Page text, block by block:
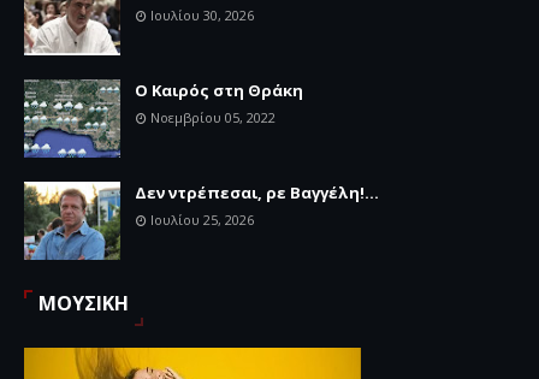
Ιουλίου 30, 2026
Ο Καιρός στη Θράκη
Νοεμβρίου 05, 2022
Δεν ντρέπεσαι, ρε Βαγγέλη!...
Ιουλίου 25, 2026
ΜΟΥΣΙΚΗ